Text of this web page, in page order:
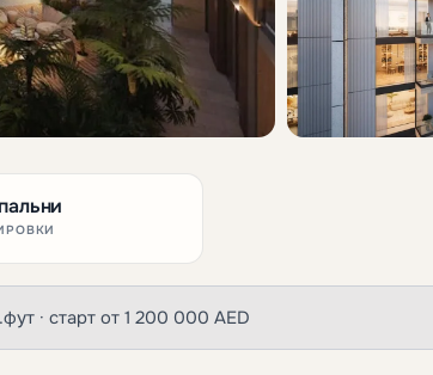
· старт от 1 200 000 AED